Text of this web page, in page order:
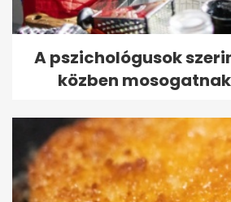
A pszichológusok
közben mosogatnak